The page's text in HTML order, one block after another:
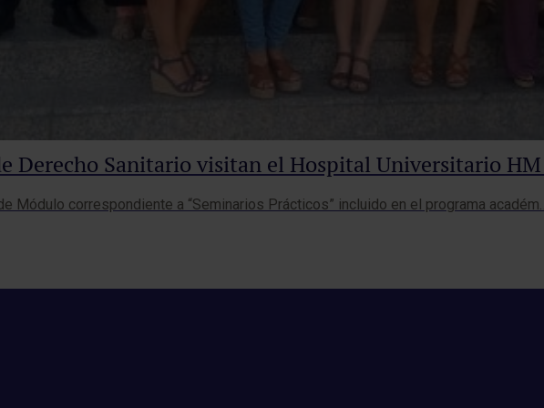
Derecho Sanitario visitan el Hospital Universitario
Módulo correspondiente a “Seminarios Prácticos” incluido en el programa